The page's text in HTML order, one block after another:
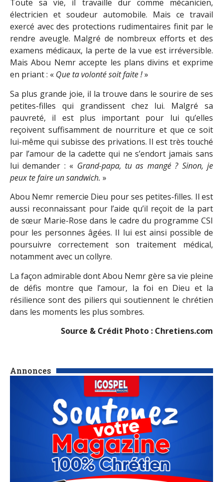
Annonces
Toute sa vie, il travaille dur comme mécanicien,
électricien et soudeur automobile. Mais ce travail
exercé avec des protections rudimentaires finit par le
rendre aveugle. Malgré de nombreux efforts et des
examens médicaux, la perte de la vue est irréversible.
Mais Abou Nemr accepte les plans divins et exprime
en priant : « Que ta volonté soit faite !»
Sa plus grande joie, il la trouve dans le sourire de ses
petites-filles qui grandissent chez lui. Malgré sa
pauvreté, il est plus important pour lui qu’elles
reçoivent suffisamment de nourriture et que ce soit
lui-même qui subisse des privations. Il est très touché
par l’amour de la cadette qui ne s’endort jamais sans
lui demander : « Grand-papa, tu as mangé ? Sinon, je
peux te faire un sandwich. »
Abou Nemr remercie Dieu pour ses petites-filles. Il est
aussi reconnaissant pour l’aide qu’il reçoit de la part
de sœur Marie-Rose dans le cadre du programme CSI
pour les personnes âgées. Il lui est ainsi possible de
poursuivre correctement son traitement médical,
notamment avec un collyre.
La façon admirable dont Abou Nemr gère sa vie pleine
de défis montre que l’amour, la foi en Dieu et la
résilience sont des piliers qui soutiennent le chrétien
dans les moments les plus sombres.
Source & Crédit Photo : Chretiens.com